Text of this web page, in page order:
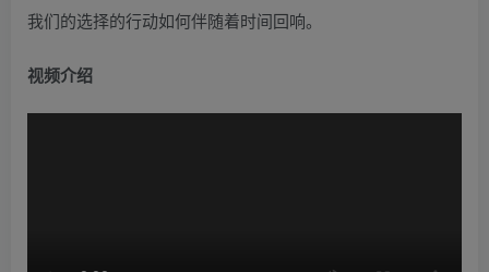
我们的选择的行动如何伴随着时间回响。
视频介绍